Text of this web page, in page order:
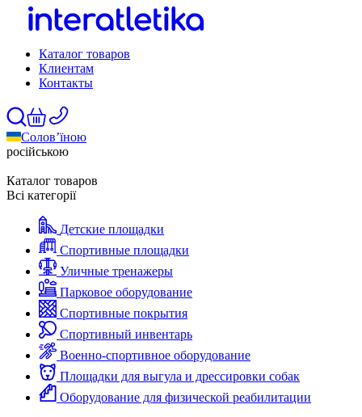
Каталог товаров
Клиентам
Контакты
Солов’їною
російською
Каталог товаров
Всі категорії
Детские площадки
Спортивные площадки
Уличные тренажеры
Парковое оборудование
Спортивные покрытия
Спортивный инвентарь
Военно-спортивное оборудование
Площадки для выгула и дрессировки собак
Оборудование для физической реабилитации